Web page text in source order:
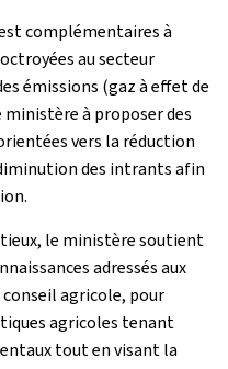
complémentaires à
au secteur
émissions (gaz à effet de
à proposer des
vers la réduction
des intrants afin
le ministère soutient
adressés aux
agricole, pour
agricoles tenant
tout en visant la